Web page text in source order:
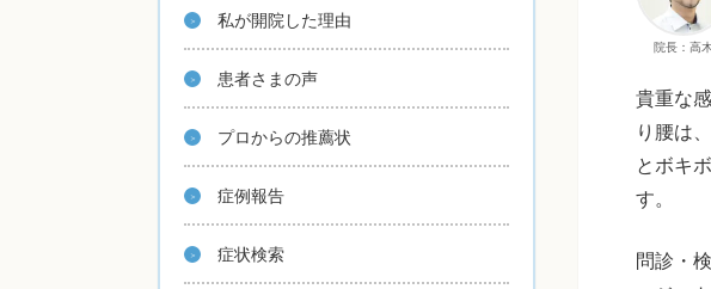
院長：高
貴重な
り腰は
とボキ
す。
問診・
私が開院した理由
患者さまの声
プロからの推薦状
症例報告
症状検索